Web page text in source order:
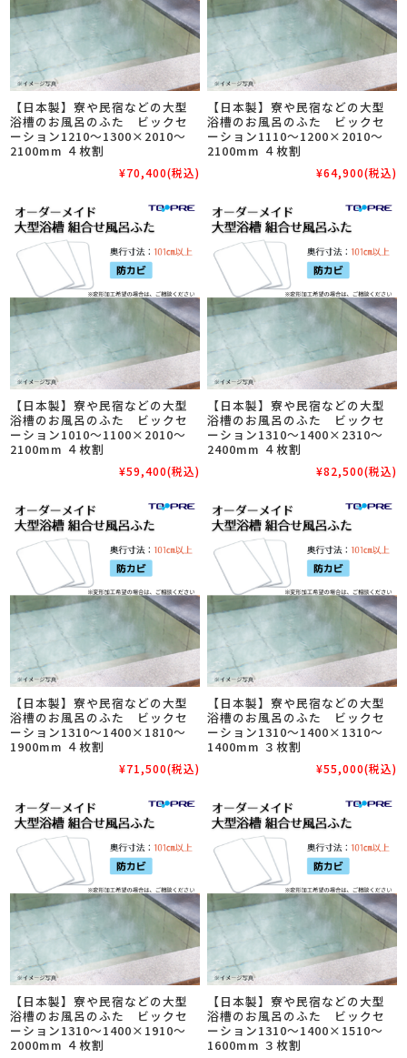
【日本製】寮や民宿などの大型
浴槽のお風呂のふた ビックセ
ーション1210～1300×2010～
2100mm ４枚割
¥70,400(税込)
【日本製】寮や民宿などの大型
浴槽のお風呂のふた ビックセ
ーション1110～1200×2010～
2100mm ４枚割
¥64,900(税込)
【日本製】寮や民宿などの大型
浴槽のお風呂のふた ビックセ
ーション1010～1100×2010～
2100mm ４枚割
¥59,400(税込)
【日本製】寮や民宿などの大型
浴槽のお風呂のふた ビックセ
ーション1310～1400×2310～
2400mm ４枚割
¥82,500(税込)
【日本製】寮や民宿などの大型
浴槽のお風呂のふた ビックセ
ーション1310～1400×1810～
1900mm ４枚割
¥71,500(税込)
【日本製】寮や民宿などの大型
浴槽のお風呂のふた ビックセ
ーション1310～1400×1310～
1400mm ３枚割
¥55,000(税込)
【日本製】寮や民宿などの大型
浴槽のお風呂のふた ビックセ
ーション1310～1400×1910～
2000mm ４枚割
【日本製】寮や民宿などの大型
浴槽のお風呂のふた ビックセ
ーション1310～1400×1510～
1600mm ３枚割